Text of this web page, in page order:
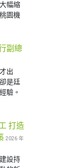
幅縮
園機
副總
出
是廷
驗。
打造
2026 年
設持